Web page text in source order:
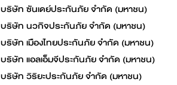
บริษัท ซันเดย์ประกันภัย จำกัด (มหาชน)
บริษัท นวกิจประกันภัย จำกัด (มหาชน)
บริษัท เมืองไทยประกันภัย จำกัด (มหาชน)
บริษัท แอลเอ็มจีประกันภัย จำกัด (มหาชน)
บริษัท วิริยะประกันภัย จำกัด (มหาชน)